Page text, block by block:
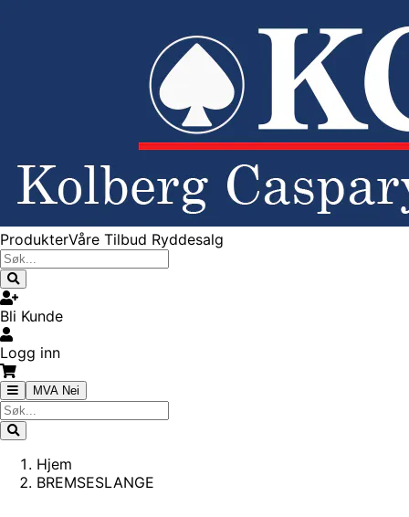
ProdukterVåre Tilbud Ryddesalg
Bli Kunde
Logg inn
MVA Nei
Hjem
BREMSESLANGE